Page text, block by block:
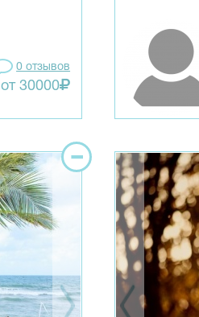
0 отзывов
от 30000